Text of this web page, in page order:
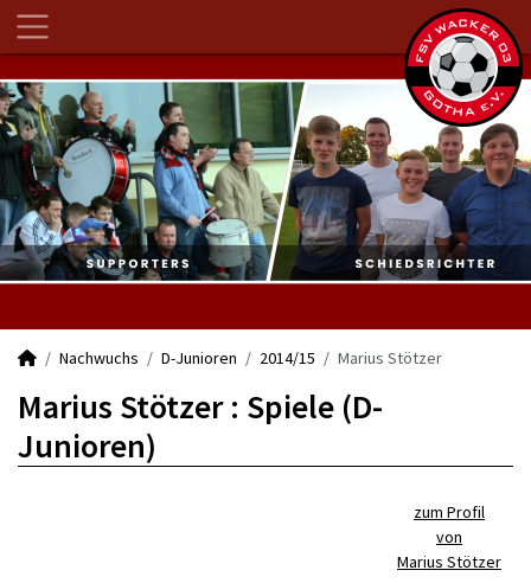
Nachwuchs D-Junioren 2014/15 Marius Stötzer
Marius Stötzer : Spiele (D-
Junioren)
zum Profil
von
Marius Stötzer